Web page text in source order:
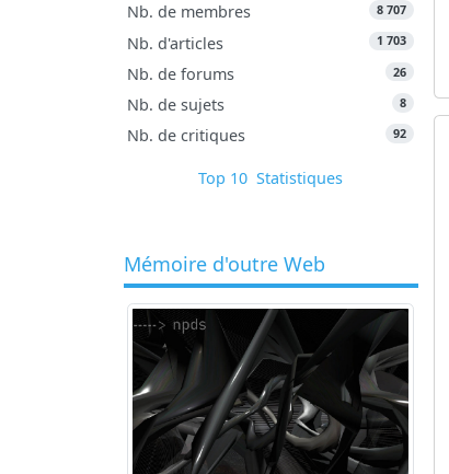
Nb. de membres 8 707
Nb. d'articles 1 703
Nb. de forums 26
Nb. de sujets 8
Nb. de critiques 92
Top 10 Statistiques
Mémoire d'outre Web